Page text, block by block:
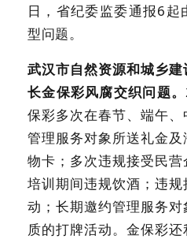
日，省纪委监委通报6起
型问题。
武汉市自然资源和城乡
长金保彩风腐交织问题。
保彩多次在春节、端午
管理服务对象所送礼金
物卡；多次违规接受民
培训期间违规饮酒；违
动；长期邀约管理服务
质的打牌活动。金保彩